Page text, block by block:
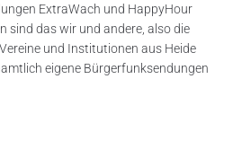
ExtraWach und HappyHour
sind das wir und andere, also die
und Institutionen aus Heide
eigene Bürgerfunksendungen